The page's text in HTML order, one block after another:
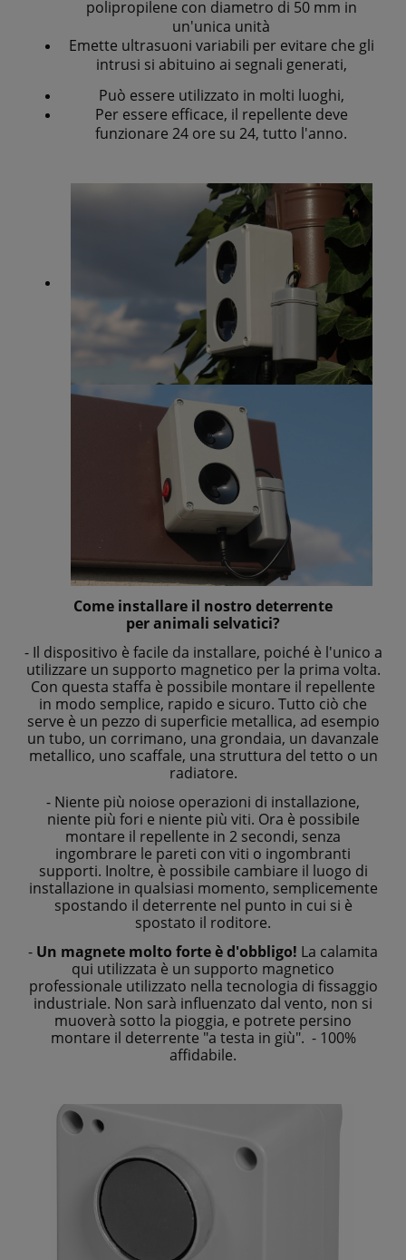
polipropilene con diametro di 50 mm in
un'unica unità
Emette ultrasuoni variabili per evitare che gli
intrusi si abituino ai segnali generati,
Può essere utilizzato in molti luoghi,
Per essere efficace, il repellente deve
funzionare 24 ore su 24, tutto l'anno.
Come installare il nostro deterrente
per animali selvatici?
- Il dispositivo è facile da installare, poiché è l'unico a
utilizzare un supporto magnetico per la prima volta.
Con questa staffa è possibile montare il repellente
in modo semplice, rapido e sicuro. Tutto ciò che
serve è un pezzo di superficie metallica, ad esempio
un tubo, un corrimano, una grondaia, un davanzale
metallico, uno scaffale, una struttura del tetto o un
radiatore.
- Niente più noiose operazioni di installazione,
niente più fori e niente più viti. Ora è possibile
montare il repellente in 2 secondi, senza
ingombrare le pareti con viti o ingombranti
supporti. Inoltre, è possibile cambiare il luogo di
installazione in qualsiasi momento, semplicemente
spostando il deterrente nel punto in cui si è
spostato il roditore.
- Un magnete molto forte è d'obbligo! La calamita
qui utilizzata è un supporto magnetico
professionale utilizzato nella tecnologia di fissaggio
industriale. Non sarà influenzato dal vento, non si
muoverà sotto la pioggia, e potrete persino
montare il deterrente "a testa in giù". - 100%
affidabile.